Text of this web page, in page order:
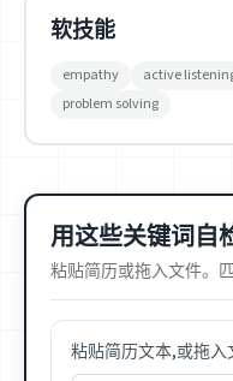
软技能
empathy active
problem solving
用这些关键词自
粘贴简历或拖入文件。
粘贴简历文本,或拖入